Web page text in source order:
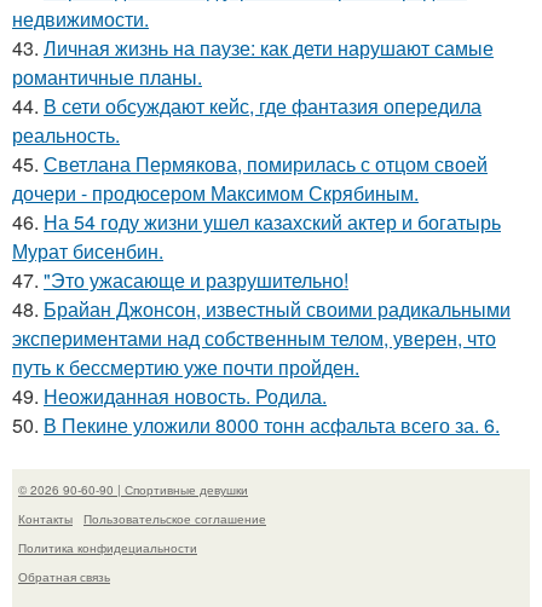
недвижимости.
43. Личная жизнь на паузе: как дети нарушают самые
романтичные планы.
44. В сети обсуждают кейс, где фантазия опередила
реальность.
45. Светлана Пермякова, помирилась с отцом своей
дочери - продюсером Максимом Скрябиным.
46. На 54 году жизни ушел казахский актер и богатырь
Мурат бисенбин.
47. "Это ужасающе и разрушительно!
48. Брайан Джонсон, известный своими радикальными
экспериментами над собственным телом, уверен, что
путь к бессмертию уже почти пройден.
49. Неожиданная новость. Родила.
50. В Пекине уложили 8000 тонн асфальта всего за. 6.
© 2026 90-60-90 | Спортивные девушки
Контакты
Пользовательское соглашение
Политика конфидециальности
Обратная связь